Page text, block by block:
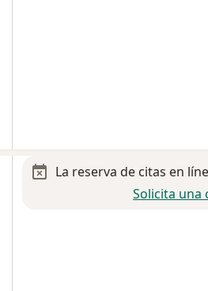
La reserva de citas en
Solicita una